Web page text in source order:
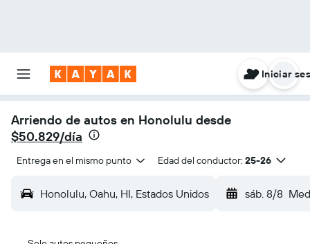
Iniciar
Arriendo de autos en Honolulu desde
$50.829/día
Entrega en el mismo punto Edad del conductor: 25-26
Honolulu, Oahu, HI, Estados Unidos sáb. 8/8